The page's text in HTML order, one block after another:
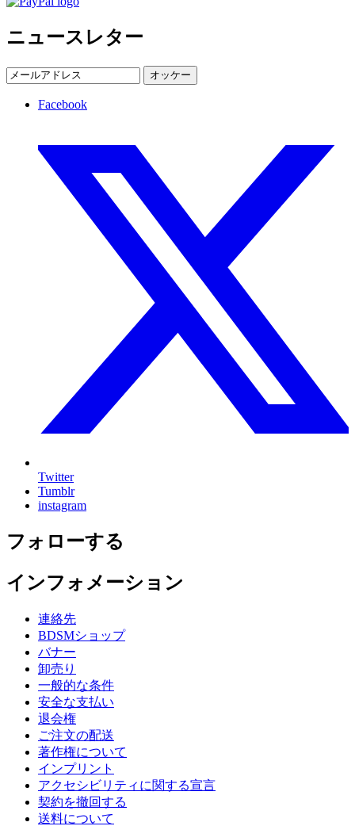
ニュースレター
オッケー
Facebook
Twitter
Tumblr
instagram
フォローする
インフォメーション
連絡先
BDSMショップ
バナー
卸売り
一般的な条件
安全な支払い
退会権
ご注文の配送
著作権について
インプリント
アクセシビリティに関する宣言
契約を撤回する
送料について